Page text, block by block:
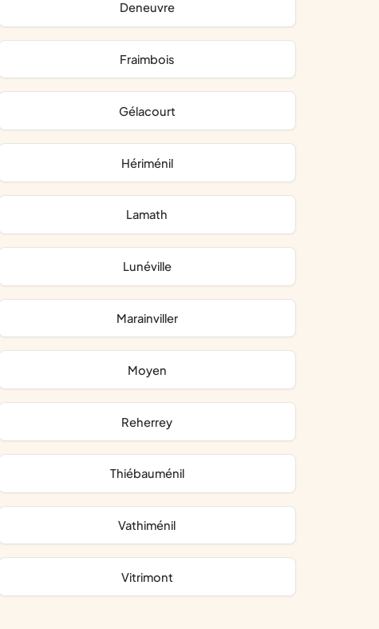
Deneuvre
Fraimbois
Gélacourt
Hériménil
Lamath
Lunéville
Marainviller
Moyen
Reherrey
Thiébauménil
Vathiménil
Vitrimont